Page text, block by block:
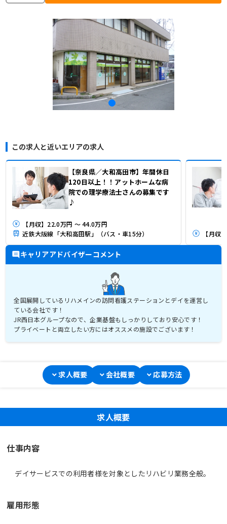
この求人と近いエリアの求人
【奈良県／大和高田市】年間休日
120日以上！！アットホームな病
院での理学療法士さんの募集です
♪
【月収】22.0万円 ～ 44.0万円
近鉄大阪線「大和高田駅」（バス・車15分）
【月収
キャリアアドバイザーコメント
全国展開しているリハメインの訪問看護ステーションとデイを運営し
ている会社です！
JR西日本グループなので、企業基盤もしっかりしており安心です！
プライベートと両立したい方にはオススメの施設でございます！
求人概要 会社概要 応募方法
求人概要
仕事内容
デイサービスでの利用者様を対象としたリハビリ業務全般。
雇用形態